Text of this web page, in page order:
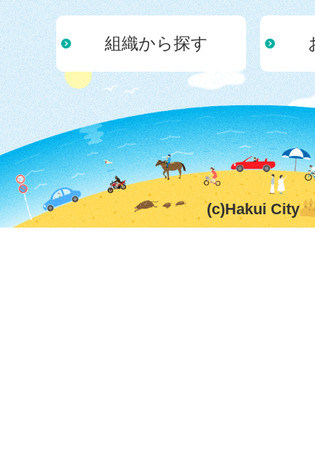
組織から探す
(c)Hakui City